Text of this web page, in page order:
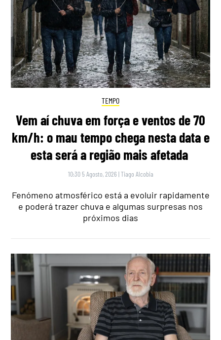
TEMPO
Vem aí chuva em força e ventos de 70
km/h: o mau tempo chega nesta data e
esta será a região mais afetada
10:30 5 Agosto, 2026 |Tiago Alcobia
Fenómeno atmosférico está a evoluir rapidamente
e poderá trazer chuva e algumas surpresas nos
próximos dias